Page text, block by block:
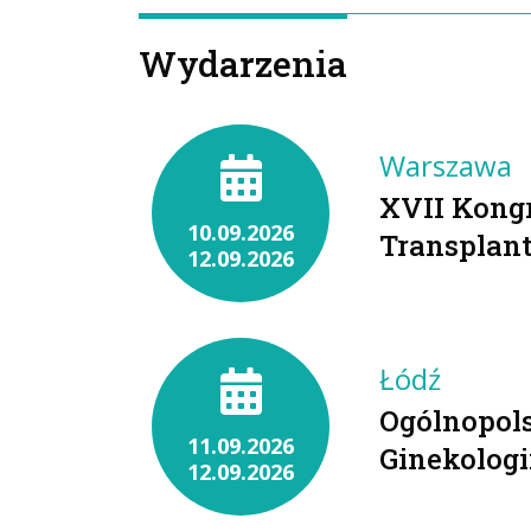
Wydarzenia
10.09.2026
12.09.2026
Warszawa
XVII
11.09.2026
12.09.2026
Łódź